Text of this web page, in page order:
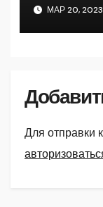
МАР 20, 2023
Для отправки